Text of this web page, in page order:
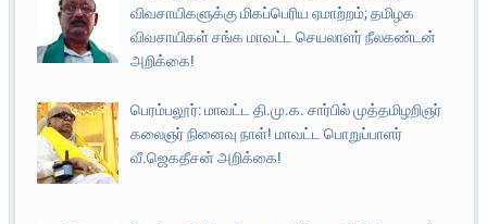
விவசாயிகளுக்கு மிகப்பெரிய ஏமாற்றம்; தமிழக
விவசாயிகள் சங்க மாவட்ட செயலாளர் நீலகண்டன்
அறிக்கை!
பெரம்பலூர்: மாவட்ட தி.மு.க. சார்பில் முத்தமிழறிஞர்
கலைஞர் நினைவு நாள்! மாவட்ட பொறுப்பாளர்
வீ.ஜெகதீசன் அறிக்கை!